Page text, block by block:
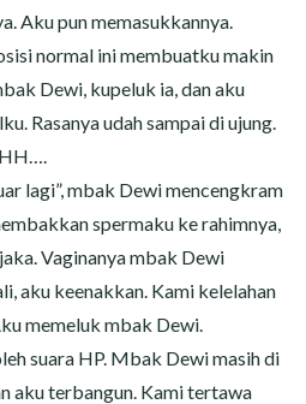
Aku pun memasukkannya.
normal ini membuatku makin
Dewi, kupeluk ia, dan aku
Rasanya udah sampai di ujung.
lagi”, mbak Dewi mencengkram
spermaku ke rahimnya,
Vaginanya mbak Dewi
aku keenakkan. Kami kelelahan
memeluk mbak Dewi.
suara HP. Mbak Dewi masih di
aku terbangun. Kami tertawa